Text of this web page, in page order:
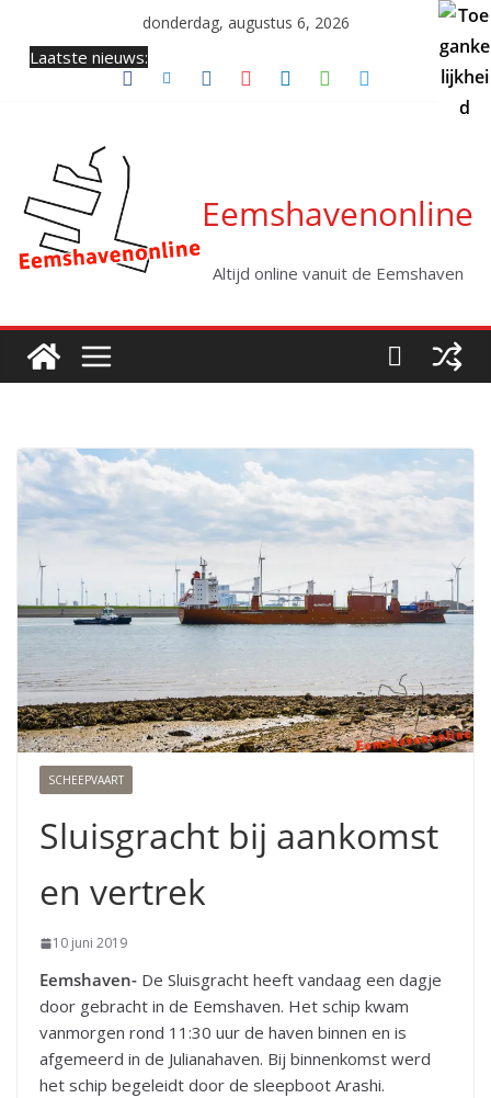
donderdag, augustus 6, 2026
Laatste nieuws:
Eemshavenonline
Altijd online vanuit de Eemshaven
SCHEEPVAART
Sluisgracht bij aankomst
en vertrek
10 juni 2019
Eemshaven- De Sluisgracht heeft vandaag een dagje
door gebracht in de Eemshaven. Het schip kwam
vanmorgen rond 11:30 uur de haven binnen en is
afgemeerd in de Julianahaven. Bij binnenkomst werd
het schip begeleidt door de sleepboot Arashi.